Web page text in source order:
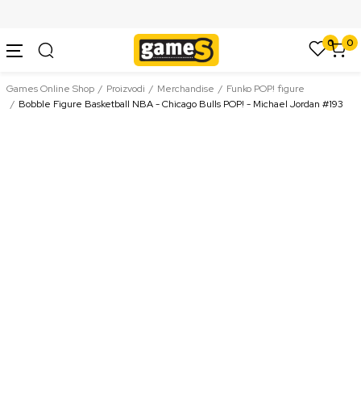
0 0
Games Online Shop Proizvodi Merchandise
Funko POP! figure
Bobble Figure Basketball NBA - Chicago Bulls POP! - Michael Jordan #193